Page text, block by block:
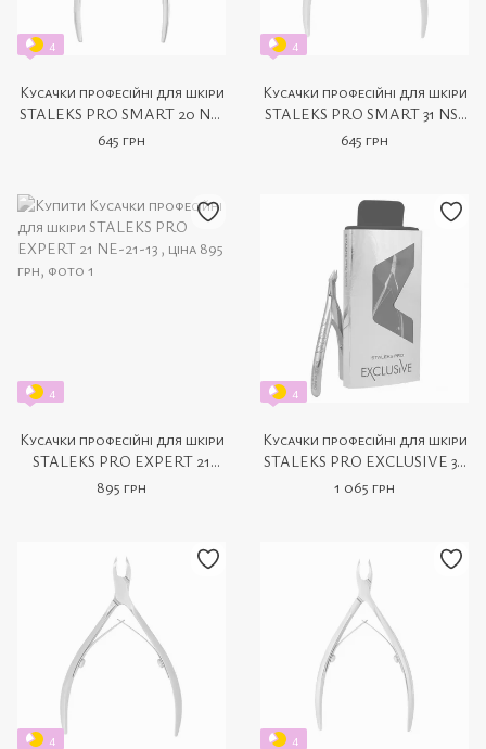
4
Кусачки професійні для шкіри
STALEKS PRO SMART 20 NS-
20-7
645 грн
4
Кусачки професійні для шкіри
STALEKS PRO SMART 31 NS-
31-7
645 грн
4
Кусачки професійні для шкіри
STALEKS PRO EXPERT 21
NE-21-13
895 грн
4
Кусачки професійні для шкіри
STALEKS PRO EXCLUSIVE 30
Gravure NX-30-8
1 065 грн
4 4